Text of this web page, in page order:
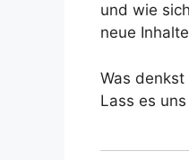
und wie
neue
Was
Lass es